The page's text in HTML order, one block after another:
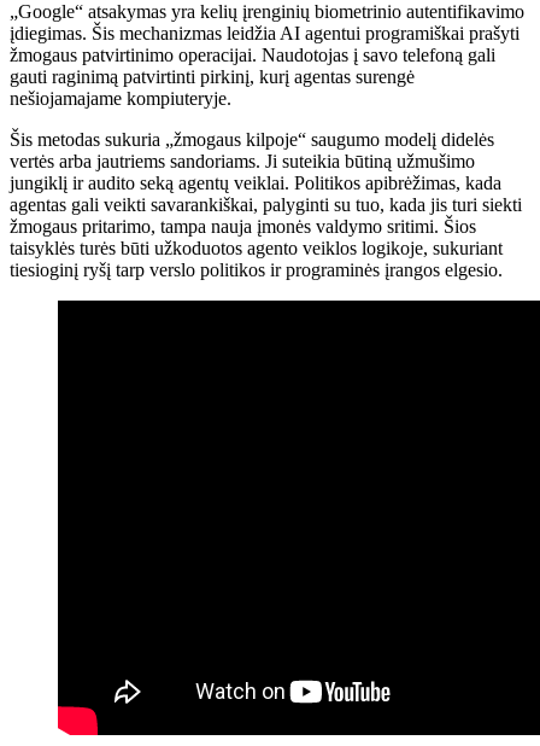
„Google“ atsakymas yra kelių įrenginių biometrinio autentifikavimo
įdiegimas. Šis mechanizmas leidžia AI agentui programiškai prašyti
žmogaus patvirtinimo operacijai. Naudotojas į savo telefoną gali
gauti raginimą patvirtinti pirkinį, kurį agentas surengė
nešiojamajame kompiuteryje.
Šis metodas sukuria „žmogaus kilpoje“ saugumo modelį didelės
vertės arba jautriems sandoriams. Ji suteikia būtiną užmušimo
jungiklį ir audito seką agentų veiklai. Politikos apibrėžimas, kada
agentas gali veikti savarankiškai, palyginti su tuo, kada jis turi siekti
žmogaus pritarimo, tampa nauja įmonės valdymo sritimi. Šios
taisyklės turės būti užkoduotos agento veiklos logikoje, sukuriant
tiesioginį ryšį tarp verslo politikos ir programinės įrangos elgesio.